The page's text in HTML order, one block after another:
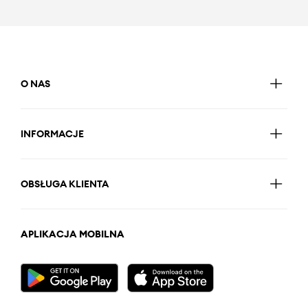
O NAS
INFORMACJE
OBSŁUGA KLIENTA
APLIKACJA MOBILNA